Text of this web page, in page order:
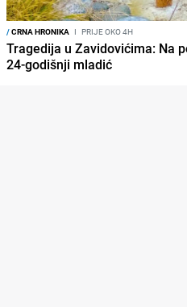
/CRNA HRONIKA I PRIJE OKO 4H
Tragedija u Zavidovićima: Na
24-godišnji mladić